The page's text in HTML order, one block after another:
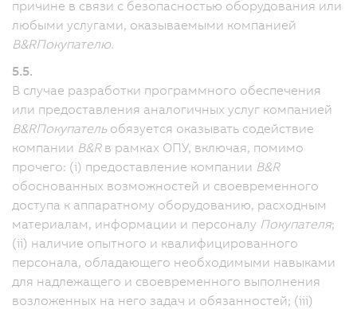
причине в связи с безопасностью оборудования или
любыми услугами, оказываемыми компанией
B&RПокупателю.
5.5.
В случае разработки программного обеспечения
или предоставления аналогичных услуг компанией
B&RПокупательобязуется оказывать содействие
компании B&Rв рамках ОПУ, включая, помимо
прочего: (i) предоставление компании B&R
обоснованных возможностей и своевременного
доступа к аппаратному оборудованию, расходным
материалам, информации и персоналу Покупателя;
(ii) наличие опытного и квалифицированного
персонала, обладающего необходимыми навыками
для надлежащего и своевременного выполнения
возложенных на него задач и обязанностей; (iii)